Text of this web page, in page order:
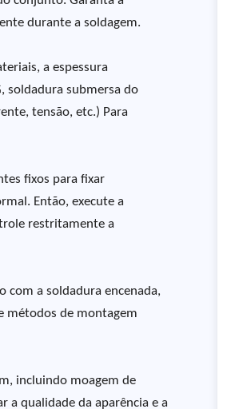
durante a soldagem.
a espessura
soldadura submersa do
tensão, etc.) Para
fixos para fixar
Então, execute a
restritamente a
com a soldadura encenada,
métodos de montagem
incluindo moagem de
a qualidade da aparência e a